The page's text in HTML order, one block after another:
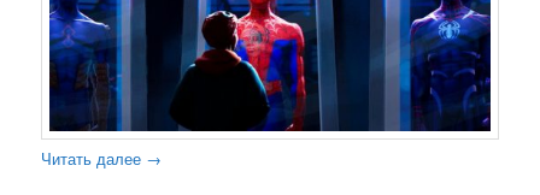
Читать далее →